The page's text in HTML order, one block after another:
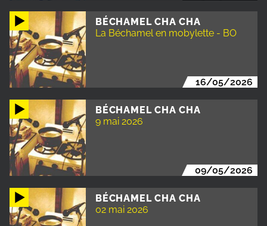
BÉCHAMEL CHA CHA
La Béchamel en mobylette - BO
16/05/2026
BÉCHAMEL CHA CHA
9 mai 2026
09/05/2026
BÉCHAMEL CHA CHA
02 mai 2026